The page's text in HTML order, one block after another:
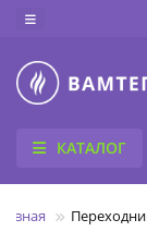
КАТАЛОГ